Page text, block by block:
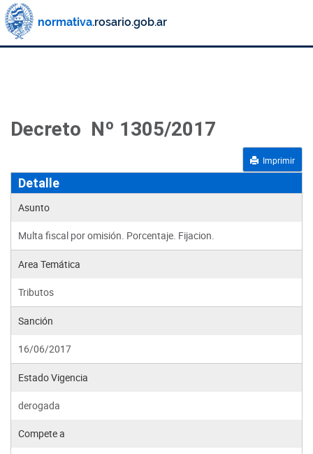
Decreto Nº 1305/2017
Imprimir
Detalle
Asunto
Multa fiscal por omisión. Porcentaje. Fijacion.
Area Temática
Tributos
Sanción
16/06/2017
Estado Vigencia
derogada
Compete a